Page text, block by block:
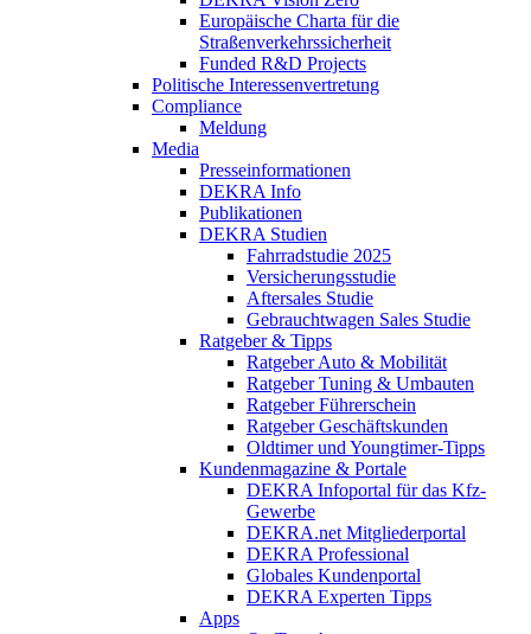
Europäische Charta für die
Straßenverkehrssicherheit
Funded R&D Projects
Politische Interessenvertretung
Compliance
Meldung
Media
Presseinformationen
DEKRA Info
Publikationen
DEKRA Studien
Fahrradstudie 2025
Versicherungsstudie
Aftersales Studie
Gebrauchtwagen Sales Studie
Ratgeber & Tipps
Ratgeber Auto & Mobilität
Ratgeber Tuning & Umbauten
Ratgeber Führerschein
Ratgeber Geschäftskunden
Oldtimer und Youngtimer-Tipps
Kundenmagazine & Portale
DEKRA Infoportal für das Kfz-
Gewerbe
DEKRA.net Mitgliederportal
DEKRA Professional
Globales Kundenportal
DEKRA Experten Tipps
Apps